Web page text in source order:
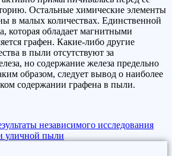
Остальные химические элементы
в малых количествах. Единственной
которая обладает магнитными
графен. Какие-либо другие
в пыли отсутствуют за
но содержание железа предельно
образом, следует вывод о наиболее
содержании графена в пыли.
независимого исследования
уличной пыли